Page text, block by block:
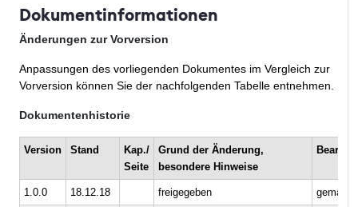
Dokumentinformationen
Änderungen zur Vorversion
Anpassungen des vorliegenden Dokumentes im Vergleich zur
Vorversion können Sie der nachfolgenden Tabelle entnehmen.
Dokumentenhistorie
Version Stand
Kap./
Seite
Grund der Änderung,
besondere Hinweise
1.0.0 18.12.18 freigegeben gematik